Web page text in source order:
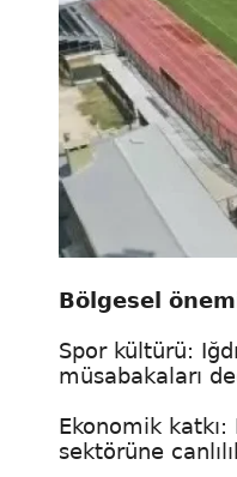
Bölgesel
Spor kültürü:
müsabakaları
Ekonomik
sektörüne